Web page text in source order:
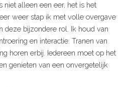
niet alleen een eer, het is het
weer stap ik met volle overgave
deze bijzondere rol. Ik houd van
en interactie. Tranen van
horen erbij. Iedereen moet op het
genieten van een onvergetelijk